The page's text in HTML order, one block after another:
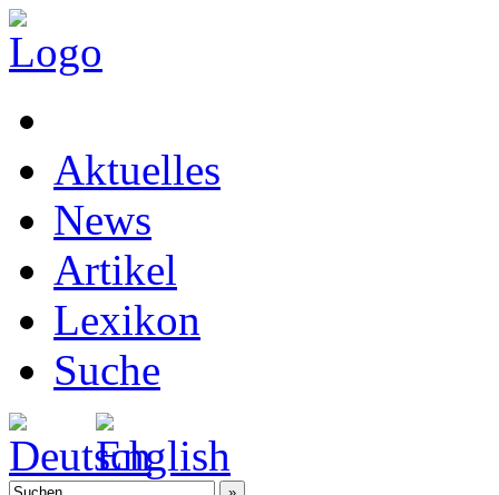
Aktuelles
News
Artikel
Lexikon
Suche